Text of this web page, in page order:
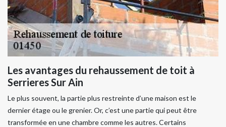
Les avantages du rehaussement de toit à
Serrieres Sur Ain
Le plus souvent, la partie plus restreinte d’une maison est le
dernier étage ou le grenier. Or, c’est une partie qui peut être
transformée en une chambre comme les autres. Certains